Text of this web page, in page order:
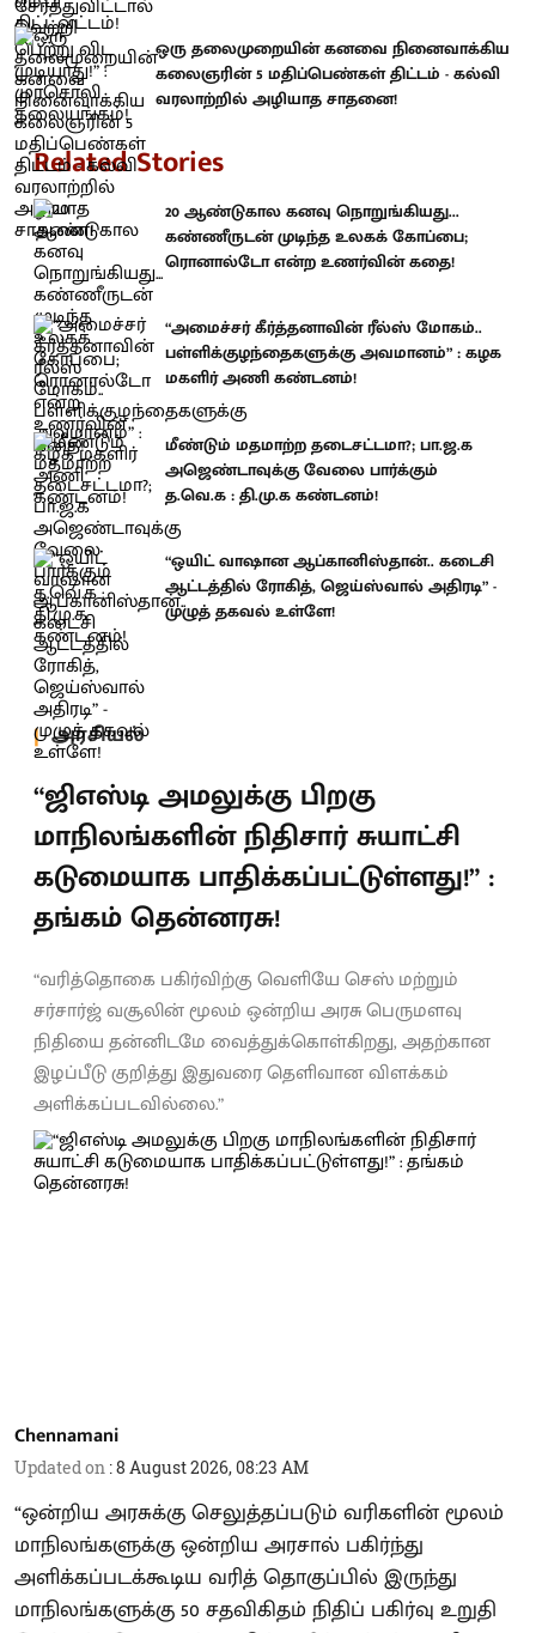
ஒரு தலைமுறையின் கனவை நினைவாக்கிய
கலைஞரின் 5 மதிப்பெண்கள் திட்டம் - கல்வி
வரலாற்றில் அழியாத சாதனை!
Related Stories
20 ஆண்டுகால கனவு நொறுங்கியது...
கண்ணீருடன் முடிந்த உலகக் கோப்பை;
ரொனால்டோ என்ற உணர்வின் கதை!
“அமைச்சர் கீர்த்தனாவின் ரீல்ஸ் மோகம்..
பள்ளிக்குழந்தைகளுக்கு அவமானம்” : கழக
மகளிர் அணி கண்டனம்!
மீண்டும் மதமாற்ற தடைசட்டமா?; பா.ஜ.க
அஜெண்டாவுக்கு வேலை பார்க்கும்
த.வெ.க : தி.மு.க கண்டனம்!
“ஒயிட் வாஷான ஆப்கானிஸ்தான்.. கடைசி
ஆட்டத்தில் ரோகித், ஜெய்ஸ்வால் அதிரடி” -
முழுத் தகவல் உள்ளே!
அரசியல்
“ஜிஎஸ்டி அமலுக்கு பிறகு
மாநிலங்களின் நிதிசார் சுயாட்சி
கடுமையாக பாதிக்கப்பட்டுள்ளது!” :
தங்கம் தென்னரசு!
“வரித்தொகை பகிர்விற்கு வெளியே செஸ் மற்றும்
சர்சார்ஜ் வசூலின் மூலம் ஒன்றிய அரசு பெருமளவு
நிதியை தன்னிடமே வைத்துக்கொள்கிறது, அதற்கான
இழப்பீடு குறித்து இதுவரை தெளிவான விளக்கம்
அளிக்கப்படவில்லை.”
Chennamani
Updated on :8 August 2026, 08:23 AM
“ஒன்றிய அரசுக்கு செலுத்தப்படும் வரிகளின் மூலம்
மாநிலங்களுக்கு ஒன்றிய அரசால் பகிர்ந்து
அளிக்கப்படக்கூடிய வரித் தொகுப்பில் இருந்து
மாநிலங்களுக்கு 50 சதவிகிதம் நிதிப் பகிர்வு உறுதி